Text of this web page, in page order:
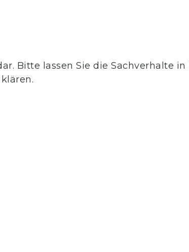
Bitte lassen Sie die Sachverhalte in